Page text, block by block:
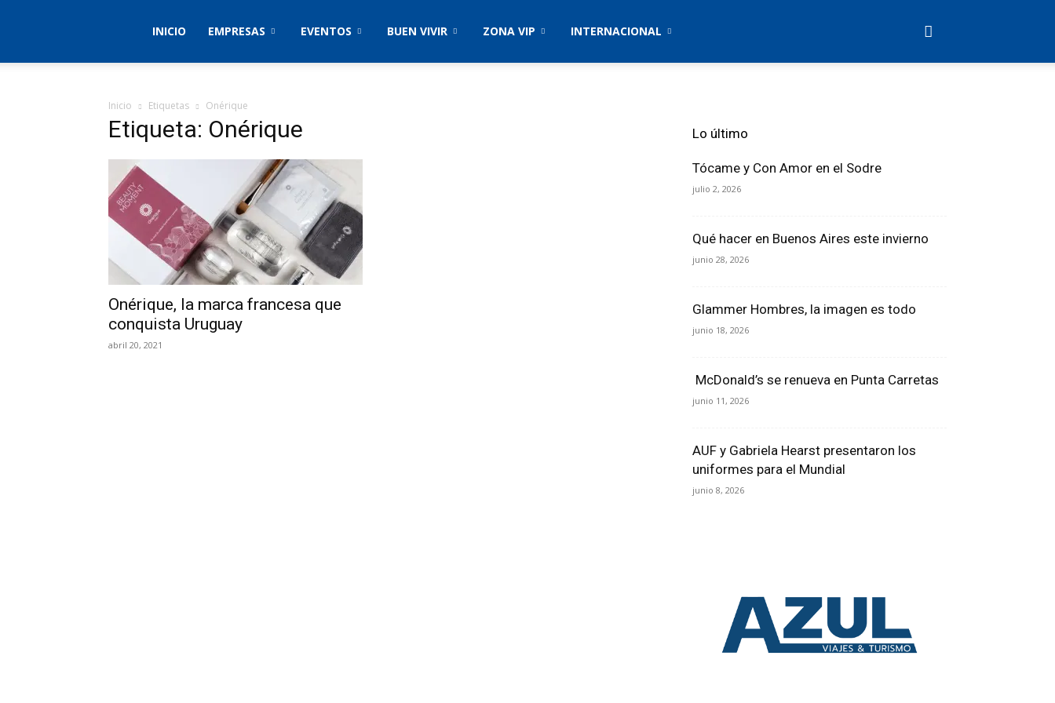
Empresas
Eventos
INICIO EMPRESAS EVENTOS BUEN VIVIR ZONA VIP INTERNACIONAL
Inicio Etiquetas Onérique
Etiqueta: Onérique
Onérique, la marca francesa que
conquista Uruguay
abril 20, 2021
Lo último
Tócame y Con Amor en el Sodre
julio 2, 2026
Qué hacer en Buenos Aires este invierno
junio 28, 2026
Glammer Hombres, la imagen es todo
junio 18, 2026
McDonald’s se renueva en Punta Carretas
junio 11, 2026
AUF y Gabriela Hearst presentaron los
uniformes para el Mundial
junio 8, 2026